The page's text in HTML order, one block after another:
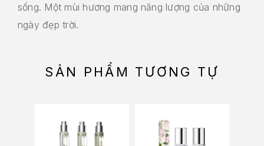
sống. Một mùi hương mang năng lượng của những
ngày đẹp trời.
SẢN PHẨM TƯƠNG TỰ